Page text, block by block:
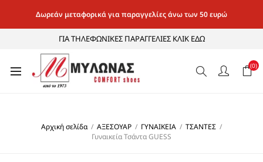
Δωρεάν μεταφορικά για παραγγελίες άνω των 50 ευρώ
ΓΙΑ ΤΗΛΕΦΩΝΙΚΕΣ ΠΑΡΑΓΓΕΛΙΕΣ ΚΛΙΚ ΕΔΩ
(0)
Αρχική σελίδα / ΑΞΕΣΟΥΑΡ / ΓΥΝΑΙΚΕΙΑ / ΤΣΑΝΤΕΣ /
Γυναικεία Τσάντα GUESS